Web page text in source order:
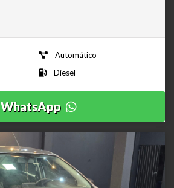
Automático
Diesel
WhatsApp